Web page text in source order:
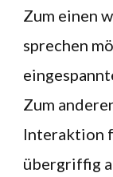
Zum einen
sprechen
Zum
Interaktion
übergriffig